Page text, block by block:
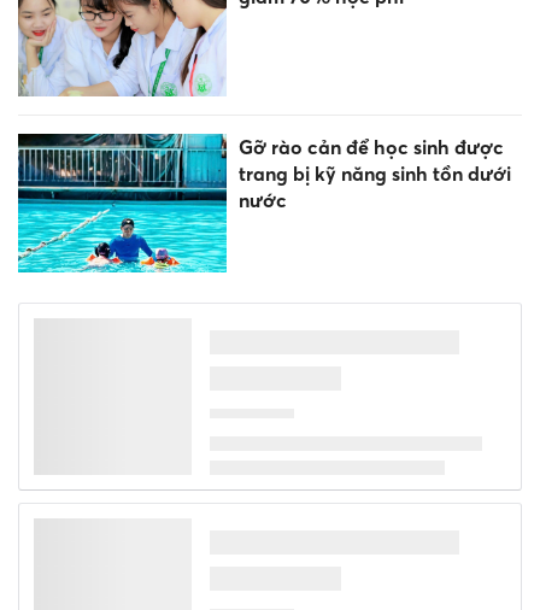
Gỡ rào cản để học sinh được
trang bị kỹ năng sinh tồn dưới
nước